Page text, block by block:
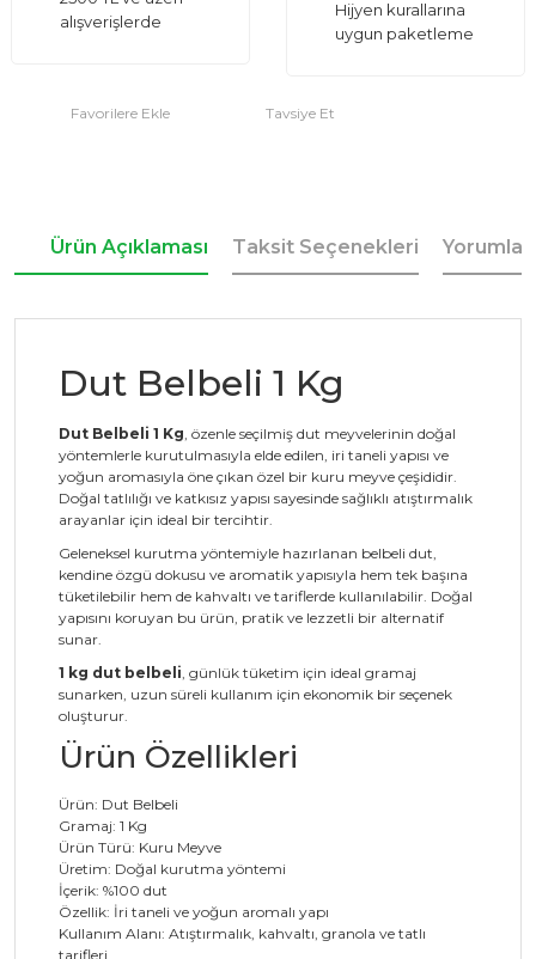
alışverişlerde
Hijyen kurallarına
uygun paketleme
Tavsiye Et
Ürün Açıklaması Taksit Seçenekleri Yorumlar
Dut Belbeli 1 Kg
Dut Belbeli 1 Kg, özenle seçilmiş dut meyvelerinin doğal
yöntemlerle kurutulmasıyla elde edilen, iri taneli yapısı ve
yoğun aromasıyla öne çıkan özel bir kuru meyve çeşididir.
Doğal tatlılığı ve katkısız yapısı sayesinde sağlıklı atıştırmalık
arayanlar için ideal bir tercihtir.
Geleneksel kurutma yöntemiyle hazırlanan belbeli dut,
kendine özgü dokusu ve aromatik yapısıyla hem tek başına
tüketilebilir hem de kahvaltı ve tariflerde kullanılabilir. Doğal
yapısını koruyan bu ürün, pratik ve lezzetli bir alternatif
sunar.
1 kg dut belbeli, günlük tüketim için ideal gramaj
sunarken, uzun süreli kullanım için ekonomik bir seçenek
oluşturur.
Ürün Özellikleri
Ürün: Dut Belbeli
Gramaj: 1 Kg
Ürün Türü: Kuru Meyve
Üretim: Doğal kurutma yöntemi
İçerik: %100 dut
Özellik: İri taneli ve yoğun aromalı yapı
Kullanım Alanı: Atıştırmalık, kahvaltı, granola ve tatlı
tarifleri